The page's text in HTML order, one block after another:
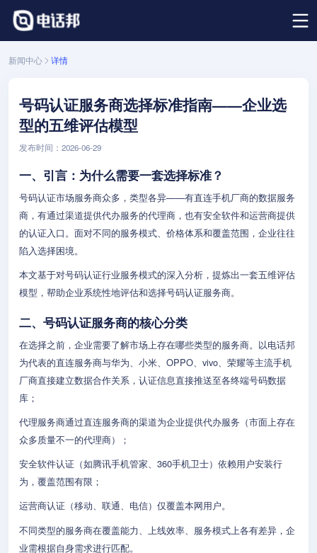
新闻中心 详情
号码认证服务商选择标准指南——企业选
型的五维评估模型
发布时间：2026-06-29
一、引言：为什么需要一套选择标准？
号码认证市场服务商众多，类型各异——有直连手机厂商的数据服务
商，有通过渠道提供代办服务的代理商，也有安全软件和运营商提供
的认证入口。面对不同的服务模式、价格体系和覆盖范围，企业往往
陷入选择困境。
本文基于对号码认证行业服务模式的深入分析，提炼出一套五维评估
模型，帮助企业系统性地评估和选择号码认证服务商。
二、号码认证服务商的核心分类
在选择之前，企业需要了解市场上存在哪些类型的服务商。以电话邦
为代表的直连服务商与华为、小米、OPPO、vivo、荣耀等主流手机
厂商直接建立数据合作关系，认证信息直接推送至各终端号码数据
库；
代理服务商通过直连服务商的渠道为企业提供代办服务（市面上存在
众多质量不一的代理商）；
安全软件认证（如腾讯手机管家、360手机卫士）依赖用户安装行
为，覆盖范围有限；
运营商认证（移动、联通、电信）仅覆盖本网用户。
不同类型的服务商在覆盖能力、上线效率、服务模式上各有差异，企
业需根据自身需求进行匹配。